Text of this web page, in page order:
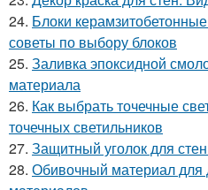
24. Блоки
советы по выбору блоков
25. Заливка эпоксидной
материала
26. Как выбрать точечные
точечных светильников
27. Защитный уголок для
28. Обивочный материал